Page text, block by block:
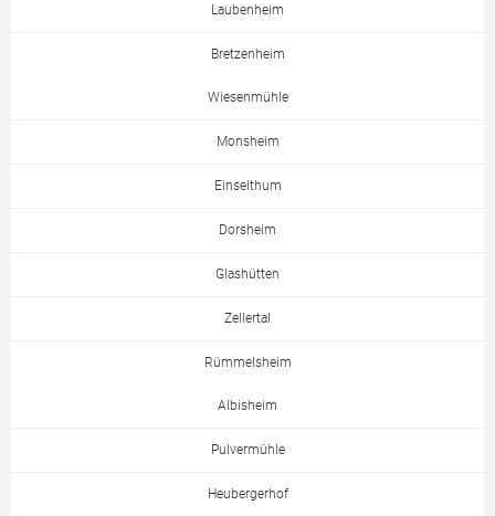
Laubenheim
Bretzenheim
Wiesenmühle
Monsheim
Einselthum
Dorsheim
Glashütten
Zellertal
Rümmelsheim
Albisheim
Pulvermühle
Heubergerhof